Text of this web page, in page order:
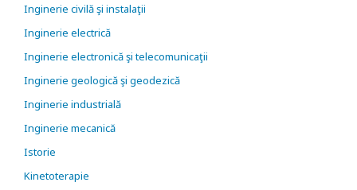
Inginerie civilă şi instalaţii
Inginerie electrică
Inginerie electronică şi telecomunicaţii
Inginerie geologică şi geodezică
Inginerie industrială
Inginerie mecanică
Istorie
Kinetoterapie